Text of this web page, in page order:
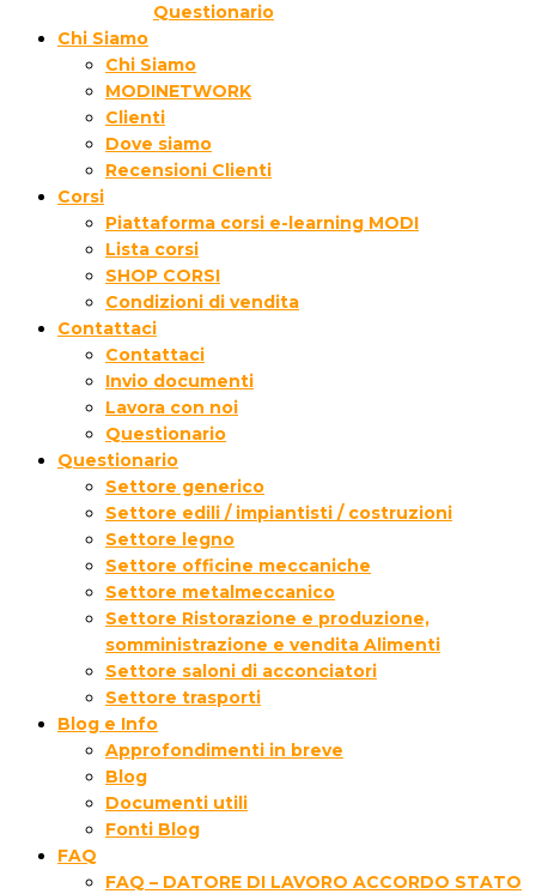
Questionario
Chi Siamo
Chi Siamo
MODINETWORK
Clienti
Dove siamo
Recensioni Clienti
Corsi
Piattaforma corsi e-learning MODI
Lista corsi
SHOP CORSI
Condizioni di vendita
Contattaci
Contattaci
Invio documenti
Lavora con noi
Questionario
Questionario
Settore generico
Settore edili / impiantisti / costruzioni
Settore legno
Settore officine meccaniche
Settore metalmeccanico
Settore Ristorazione e produzione,
somministrazione e vendita Alimenti
Settore saloni di acconciatori
Settore trasporti
Blog e Info
Approfondimenti in breve
Blog
Documenti utili
Fonti Blog
FAQ
FAQ – DATORE DI LAVORO ACCORDO STATO